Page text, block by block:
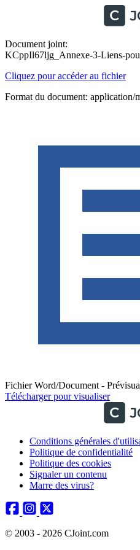
Document joint:
KCppIl67ljg_Annexe-3-Liens-
Cliquez pour accéder au fichier
Format du document: application/
Fichier Word/Document -
Télécharger pour visualiser
Conditions générales
Politique de confidentialité
Politique des cookies
Signaler un contenu
Marre des virus?
© 2003 - 2026 CJoint.com